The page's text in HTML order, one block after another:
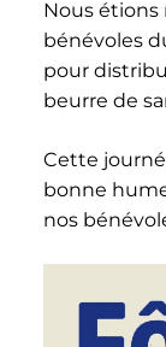
Nous étions
bénévoles
pour
beurre de
Cette
bonne
nos